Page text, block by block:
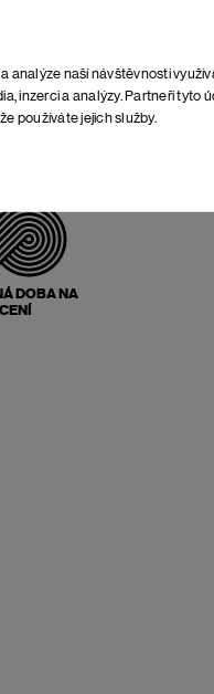
analýze naší návštěvnosti
inzerci a analýzy. Partneři tyto
používáte jejich služby.
DOBA NA